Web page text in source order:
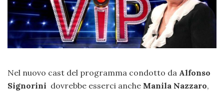
Nel nuovo cast del programma condotto da Alfonso
Signorini dovrebbe esserci anche Manila Nazzaro,